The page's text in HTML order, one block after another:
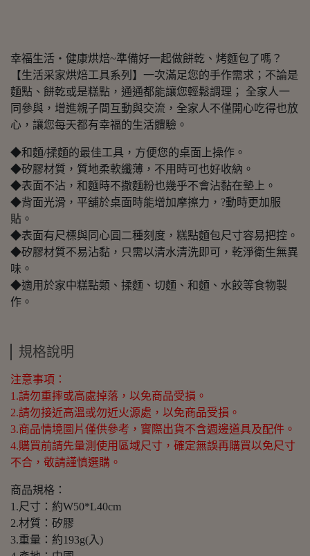
幸福生活‧健康烘焙~準備好一起做餅乾、烤麵包了嗎？
【生活采家烘焙工具系列】一次滿足您的手作需求；不論是
麵點、餅乾或是糕點，通通都能讓您輕鬆調理； 全家人一
同參與，增進親子間互動與交流，全家人不僅開心吃得也放
心，讓您每天都有幸福的生活體驗。
◆和麵/揉麵的最佳工具，方便您的桌面上操作。
◆矽膠材質，質地柔軟纖薄，不用時可也好收納。
◆表面不沾，和麵時不撒麵粉也幾乎不會沾黏在墊上。
◆背面光滑，平舖於桌面時能增加摩擦力，?動時更加服
貼。
◆表面有尺標與同心圓二種刻度，糕點麵包尺寸容易把控。
◆矽膠材質不易沾黏，只需以清水清洗即可，乾淨衛生無異
味。
◆適用於家中糕點類、揉麵、切麵、和麵、水餃等食物製
作。
規格說明
注意事項：
1.請勿重摔或高處掉落，以免商品受損。
2.請勿接近高溫或勿近火源處，以免商品受損。
3.商品情境圖片僅供參考，實際出貨不含週邊道具及配件。
4.購買前請先量測使用區域尺寸，確定無誤再購買以免尺寸
不合，敬請謹慎選購。
商品規格：
1.尺寸：約W50*L40cm
2.材質：矽膠
3.重量：約193g(入)